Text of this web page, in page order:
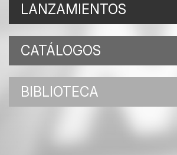
LANZAMIENTOS
CATÁLOGOS
BIBLIOTECA